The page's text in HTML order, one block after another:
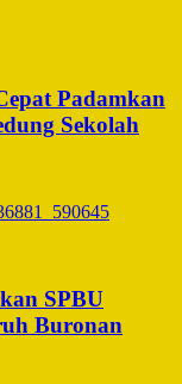
Padamkan
Sekolah
SPBU
Buronan